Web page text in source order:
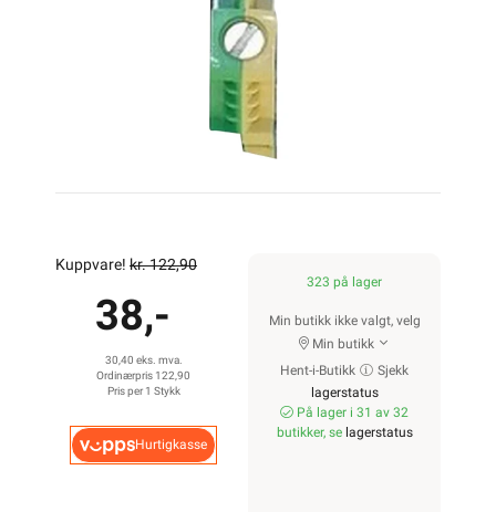
Kuppvare! kr. 122,90
38,-
30,40 eks. mva.
Ordinærpris 122,90
Pris per 1 Stykk
Hurtigkasse
323 på lager
Min butikk ikke valgt, velg
Min butikk
Hent-i-Butikk
Sjekk
lagerstatus
På lager i 31 av 32
butikker, se lagerstatus